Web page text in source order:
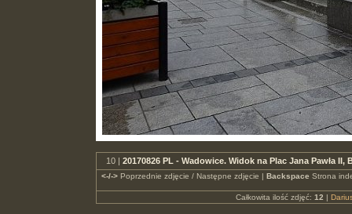
10 | 20170826 PL - Wadowice. Widok na Plac Jana Pawła
<-/->Poprzednie zdjęcie / Następne zdjęcie | Backspace Strona
Całkowita ilość zdjęć: 12 |